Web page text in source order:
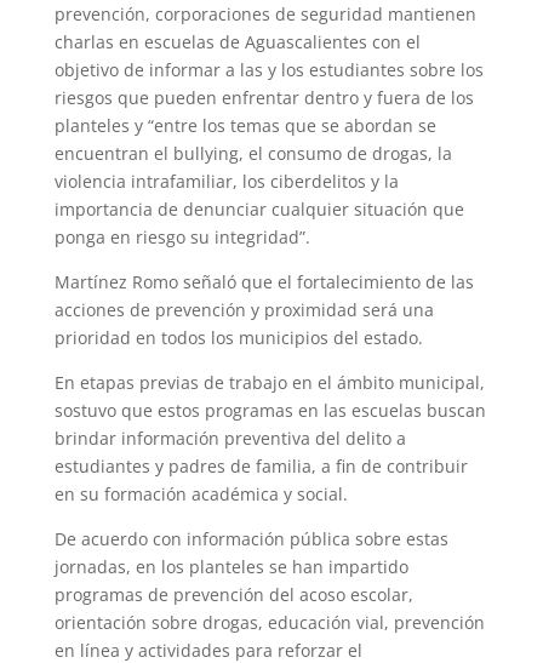
prevención, corporaciones de seguridad mantienen
charlas en escuelas de Aguascalientes con el
objetivo de informar a las y los estudiantes sobre los
riesgos que pueden enfrentar dentro y fuera de los
planteles y “entre los temas que se abordan se
encuentran el bullying, el consumo de drogas, la
violencia intrafamiliar, los ciberdelitos y la
importancia de denunciar cualquier situación que
ponga en riesgo su integridad”.
Martínez Romo señaló que el fortalecimiento de las
acciones de prevención y proximidad será una
prioridad en todos los municipios del estado.
En etapas previas de trabajo en el ámbito municipal,
sostuvo que estos programas en las escuelas buscan
brindar información preventiva del delito a
estudiantes y padres de familia, a fin de contribuir
en su formación académica y social.
De acuerdo con información pública sobre estas
jornadas, en los planteles se han impartido
programas de prevención del acoso escolar,
orientación sobre drogas, educación vial, prevención
en línea y actividades para reforzar el